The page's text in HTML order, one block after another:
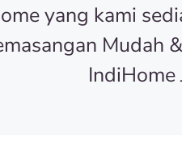
yang kami
Mudah
IndiHome